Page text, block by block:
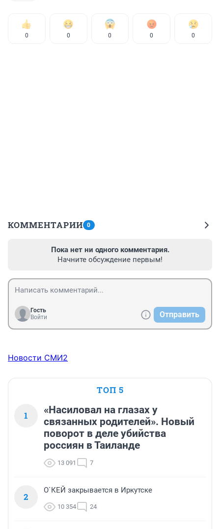
0 0 0 0 0
КОММЕНТАРИИ 0
Пока нет ни одного комментария.
Начните обсуждение первым!
Гость
Войти
Отправить
Новости СМИ2
ТОП 5
1
«Насиловал на глазах у
связанных родителей». Новый
поворот в деле убийства
россиян в Таиланде
13 091 7
2
О`КЕЙ закрывается в Иркутске
10 354 24